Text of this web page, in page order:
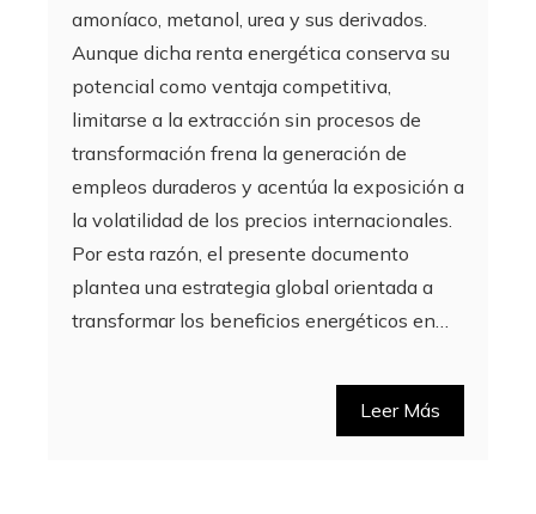
amoníaco, metanol, urea y sus derivados.
Aunque dicha renta energética conserva su
potencial como ventaja competitiva,
limitarse a la extracción sin procesos de
transformación frena la generación de
empleos duraderos y acentúa la exposición a
la volatilidad de los precios internacionales.
Por esta razón, el presente documento
plantea una estrategia global orientada a
transformar los beneficios energéticos en…
Leer Más